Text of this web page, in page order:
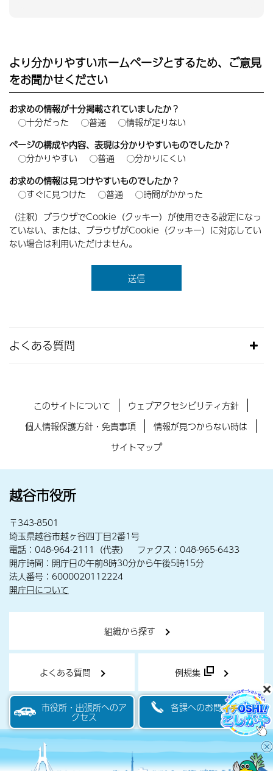
より分かりやすいホームページとするため、ご意見
をお聞かせください
お求めの情報が十分掲載されていましたか？
十分だった
普通
情報が足りない
ページの構成や内容、表現は分かりやすいものでしたか？
分かりやすい
普通
分かりにくい
お求めの情報は見つけやすいものでしたか？
すぐに見つけた
普通
時間がかかった
（注釈）ブラウザでCookie（クッキー）が使用できる設定になっ
ていない、または、ブラウザがCookie（クッキー）に対応してい
ない場合は利用いただけません。
よくある質問
このサイトについて
ウェブアクセシビリティ方針
個人情報保護方針・免責事項
情報が見つからない時は
サイトマップ
越谷市役所
〒343-8501
埼玉県越谷市越ヶ谷四丁目2番1号
電話：048-964-2111（代表） ファクス：048-965-6433
開庁時間：開庁日の午前8時30分から午後5時15分
法人番号：6000020112224
開庁日について
組織から探す
よくある質問 例規集
市役所・出張所へのア
クセス
各課へのお問い合わせ